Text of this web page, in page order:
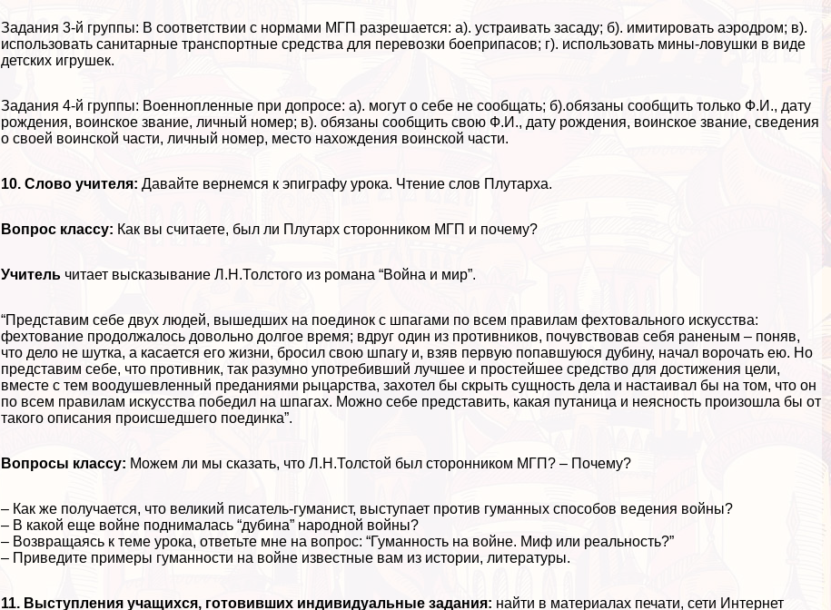
Задания 3-й группы: В соответствии с нормами МГП разрешается: а). устраивать засаду; б). имитировать аэродром; в).
использовать санитарные трaнcпортные средства для перевозки боеприпасов; г). использовать мины-ловушки в виде
детских игрушек.
Задания 4-й группы: Военнопленные при допросе: а). могут о себе не сообщать; б).обязаны сообщить только Ф.И., дату
рождения, воинское звание, личный номер; в). обязаны сообщить свою Ф.И., дату рождения, воинское звание, сведения
о своей воинской части, личный номер, место нахождения воинской части.
10. Слово учителя: Давайте вернемся к эпиграфу урока. Чтение слов Плутарха.
Вопрос классу: Как вы считаете, был ли Плутарх сторонником МГП и почему?
Учитель читает высказывание Л.Н.Толстого из романа “Война и мир”.
“Представим себе двух людей, вышедших на поединок с шпагами по всем правилам фехтовального искусства:
фехтование продолжалось довольно долгое время; вдруг один из противников, почувствовав себя раненым – поняв,
что дело не шутка, а касается его жизни, бросил свою шпагу и, взяв первую попавшуюся дубину, начал ворочать ею. Но
представим себе, что противник, так разумно употребивший лучшее и простейшее средство для достижения цели,
вместе с тем воодушевленный преданиями рыцарства, захотел бы скрыть сущность дела и настаивал бы на том, что он
по всем правилам искусства победил на шпагах. Можно себе представить, какая пyтaница и неясность произошла бы от
такого описания происшедшего поединка”.
Вопросы классу: Можем ли мы сказать, что Л.Н.Толстой был сторонником МГП? – Почему?
– Как же получается, что великий писатель-гуманист, выступает против гуманных способов ведения войны?
– В какой еще войне поднималась “дубина” народной войны?
– Возвращаясь к теме урока, ответьте мне на вопрос: “Гуманность на войне. Миф или реальность?”
– Приведите примеры гуманности на войне известные вам из истории, литературы.
11. Выступления учащихся, готовивших индивидуальные задания: найти в материалах печати, сети Интернет